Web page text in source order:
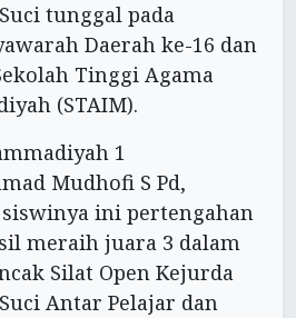
tunggal pada
Daerah ke-16 dan
Tinggi Agama
(STAIM).
1
Mudhofi S Pd,
ini pertengahan
meraih juara 3 dalam
Silat Open Kejurda
Antar Pelajar dan